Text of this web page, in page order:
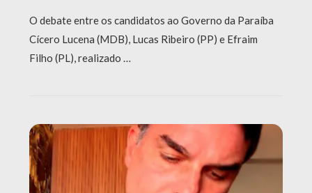
O debate entre os candidatos ao Governo da Paraíba
Cícero Lucena (MDB), Lucas Ribeiro (PP) e Efraim
Filho (PL), realizado …